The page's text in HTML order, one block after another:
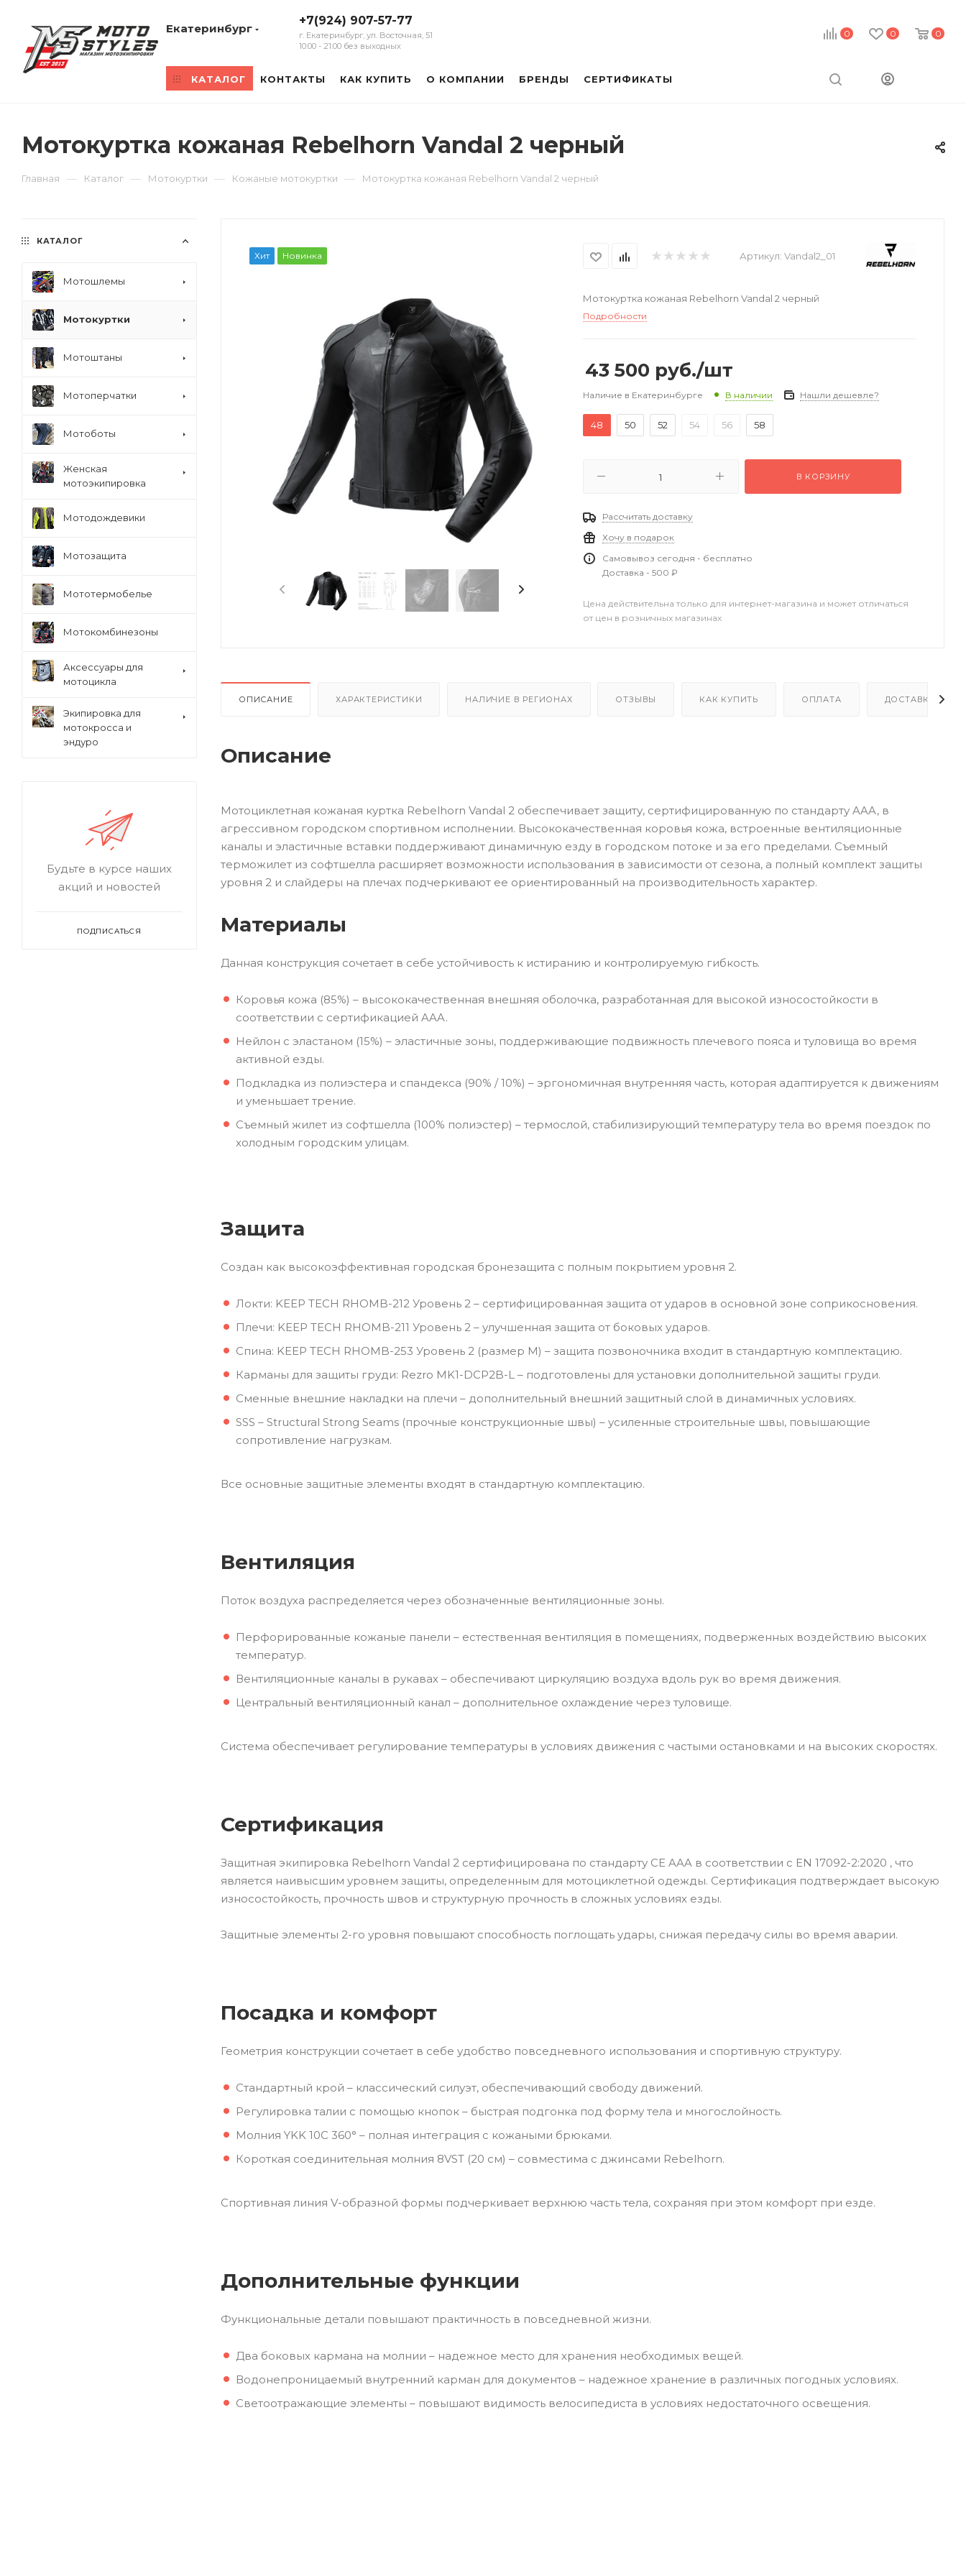
0 0 0
Екатеринбург
+7(924) 907-57-77
г. Екатеринбург, ул. Восточная, 51
10:00 - 21:00 без выходных
КАТАЛОГ КОНТАКТЫ КАК КУПИТЬ О КОМПАНИИ БРЕНДЫ СЕРТИФИКАТЫ
Мотокуртка кожаная Rebelhorn Vandal 2 черный
Главная — Каталог — Мотокуртки — Кожаные мотокуртки — Мотокуртка кожаная Rebelhorn Vandal 2 черный
Хит Новинка Артикул: Vandal2_01
Мотокуртка кожаная Rebelhorn Vandal 2 черный
Подробности
43 500 руб./шт
Наличие в Екатеринбурге В наличии Нашли дешевле?
48 50 52 54 56 58
В КОРЗИНУ
Рассчитать доставку
Хочу в подарок
Самовывоз сегодня - бесплатно
Доставка - 500 ₽
Цена действительна только для интернет-магазина и может отличаться
от цен в розничных магазинах
ОПИСАНИЕ ХАРАКТЕРИСТИКИ НАЛИЧИЕ В РЕГИОНАХ ОТЗЫВЫ КАК КУПИТЬ ОПЛАТА ДОСТАВКА
Описание
Мотоциклетная кожаная куртка Rebelhorn Vandal 2 обеспечивает защиту, сертифицированную по стандарту AAA, в
агрессивном городском спортивном исполнении. Высококачественная коровья кожа, встроенные вентиляционные
каналы и эластичные вставки поддерживают динамичную езду в городском потоке и за его пределами. Съемный
терможилет из софтшелла расширяет возможности использования в зависимости от сезона, а полный комплект защиты
уровня 2 и слайдеры на плечах подчеркивают ее ориентированный на производительность характер.
Материалы
Данная конструкция сочетает в себе устойчивость к истиранию и контролируемую гибкость.
Коровья кожа (85%) – высококачественная внешняя оболочка, разработанная для высокой износостойкости в
соответствии с сертификацией AAA.
Нейлон с эластаном (15%) – эластичные зоны, поддерживающие подвижность плечевого пояса и туловища во время
активной езды.
Подкладка из полиэстера и спандекса (90% / 10%) – эргономичная внутренняя часть, которая адаптируется к движениям
и уменьшает трение.
Съемный жилет из софтшелла (100% полиэстер) – термослой, стабилизирующий температуру тела во время поездок по
холодным городским улицам.
Защита
Создан как высокоэффективная городская бронезащита с полным покрытием уровня 2.
Локти: KEEP TECH RHOMB-212 Уровень 2 – сертифицированная защита от ударов в основной зоне соприкосновения.
Плечи: KEEP TECH RHOMB-211 Уровень 2 – улучшенная защита от боковых ударов.
Спина: KEEP TECH RHOMB-253 Уровень 2 (размер M) – защита позвоночника входит в стандартную комплектацию.
Карманы для защиты груди: Rezro MK1-DCP2B-L – подготовлены для установки дополнительной защиты груди.
Сменные внешние накладки на плечи – дополнительный внешний защитный слой в динамичных условиях.
SSS – Structural Strong Seams (прочные конструкционные швы) – усиленные строительные швы, повышающие
сопротивление нагрузкам.
Все основные защитные элементы входят в стандартную комплектацию.
Вентиляция
Поток воздуха распределяется через обозначенные вентиляционные зоны.
Перфорированные кожаные панели – естественная вентиляция в помещениях, подверженных воздействию высоких
температур.
Вентиляционные каналы в рукавах – обеспечивают циркуляцию воздуха вдоль рук во время движения.
Центральный вентиляционный канал – дополнительное охлаждение через туловище.
Система обеспечивает регулирование температуры в условиях движения с частыми остановками и на высоких скоростях.
Сертификация
Защитная экипировка Rebelhorn Vandal 2 сертифицирована по стандарту CE AAA в соответствии с EN 17092-2:2020 , что
является наивысшим уровнем защиты, определенным для мотоциклетной одежды. Сертификация подтверждает высокую
износостойкость, прочность швов и структурную прочность в сложных условиях езды.
Защитные элементы 2-го уровня повышают способность поглощать удары, снижая передачу силы во время аварии.
Посадка и комфорт
Геометрия конструкции сочетает в себе удобство повседневного использования и спортивную структуру.
Стандартный крой – классический силуэт, обеспечивающий свободу движений.
Регулировка талии с помощью кнопок – быстрая подгонка под форму тела и многослойность.
Молния YKK 10C 360° – полная интеграция с кожаными брюками.
Короткая соединительная молния 8VST (20 см) – совместима с джинсами Rebelhorn.
Спортивная линия V-образной формы подчеркивает верхнюю часть тела, сохраняя при этом комфорт при езде.
Дополнительные функции
Функциональные детали повышают практичность в повседневной жизни.
Два боковых кармана на молнии – надежное место для хранения необходимых вещей.
Водонепроницаемый внутренний карман для документов – надежное хранение в различных погодных условиях.
Светоотражающие элементы – повышают видимость велосипедиста в условиях недостаточного освещения.
КАТАЛОГ
Мотошлемы
Мотокуртки
Мотоштаны
Мотоперчатки
Мотоботы
Женская
мотоэкипировка
Мотодождевики
Мотозащита
Мототермобелье
Мотокомбинезоны
Аксессуары для
мотоцикла
Экипировка для
мотокросса и
эндуро
Будьте в курсе наших
акций и новостей
ПОДПИСАТЬСЯ